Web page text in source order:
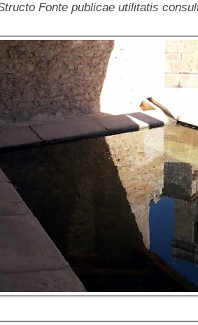
Fonte publicae utilitatis